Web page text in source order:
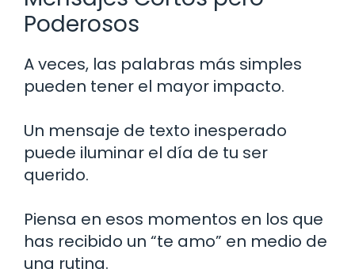
Poderosos
A veces, las palabras más simples
pueden tener el mayor impacto.
Un mensaje de texto inesperado
puede iluminar el día de tu ser
querido.
Piensa en esos momentos en los que
has recibido un “te amo” en medio de
una rutina.